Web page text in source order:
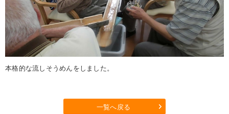
本格的な流しそうめんをしました。
一覧へ戻る